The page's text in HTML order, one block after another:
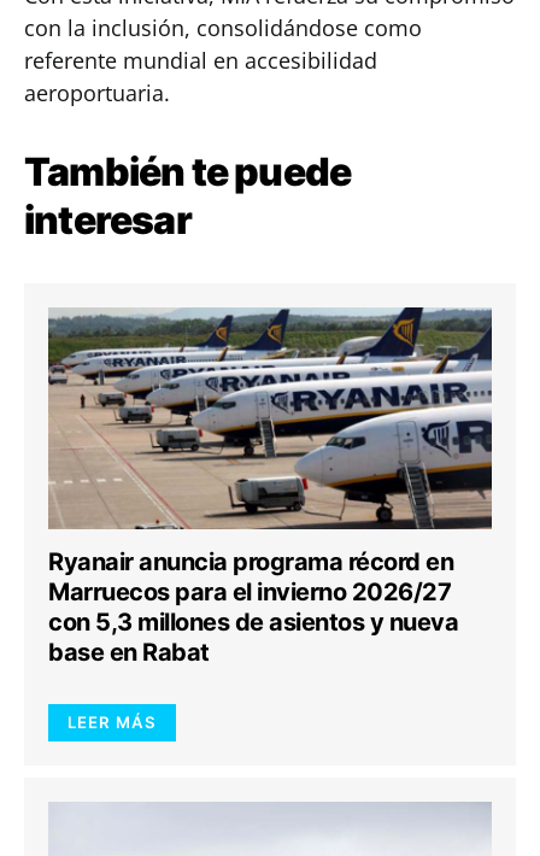
con la inclusión, consolidándose como
referente mundial en accesibilidad
aeroportuaria.
También te puede
interesar
Ryanair anuncia programa récord en
Marruecos para el invierno 2026/27
con 5,3 millones de asientos y nueva
base en Rabat
LEER MÁS